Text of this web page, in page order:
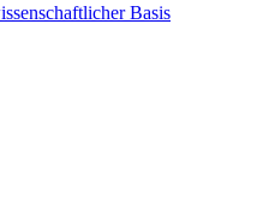
Basis